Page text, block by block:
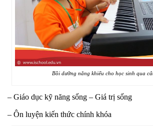
Bồi dưỡng năng khiếu cho học sinh qua
– Giáo dục kỹ năng sống – Giá trị sống
– Ôn luyện kiến thức chính khóa